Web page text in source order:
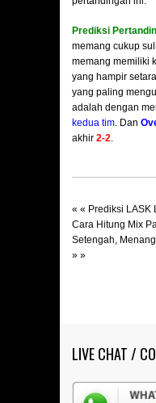
Prediksi
memang cukup
memang memiliki
yang hampir
yang paling
adalah dengan
kedua tim. Dan
akhir 2-2.
« « Prediksi LASK
Cara Hitung Mix
Setengah,
» »
LIVE CHAT /